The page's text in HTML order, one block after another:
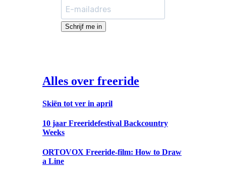
Schrijf me in
Alles over freeride
Skiën tot ver in april
10 jaar Freeridefestival Backcountry
Weeks
ORTOVOX Freeride-film: How to Draw
a Line